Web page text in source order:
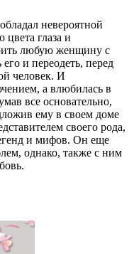
невероятной
глаза и
любую женщину с
и переодеть, перед
человек. И
а влюбилась в
все основательно,
ему в своем доме
своего рода,
и мифов. Он еще
однако, также с ним